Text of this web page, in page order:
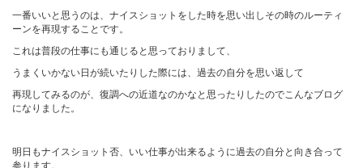
一番いいと思うのは、ナイスショットをした時を思い出しその時のルーティ
ーンを再現することです。
これは普段の仕事にも通じると思っておりまして、
うまくいかない日が続いたりした際には、過去の自分を思い返して
再現してみるのが、復調への近道なのかなと思ったりしたのでこんなブログ
になりました。
明日もナイスショット否、いい仕事が出来るように過去の自分と向き合って
参ります。